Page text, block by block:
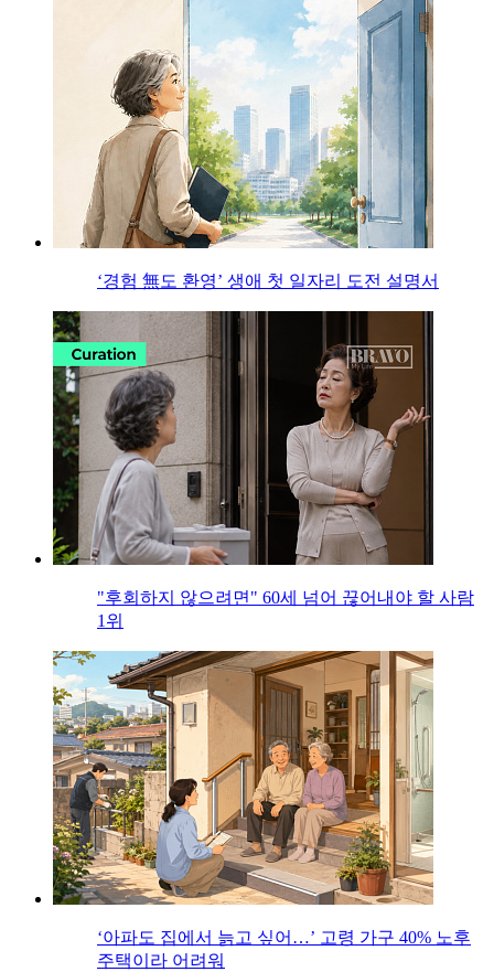
‘경험 無도 환영’ 생애 첫 일자리 도전 설명서
"후회하지 않으려면" 60세 넘어 끊어내야 할 사람
1위
‘아파도 집에서 늙고 싶어…’ 고령 가구 40% 노후
주택이라 어려워